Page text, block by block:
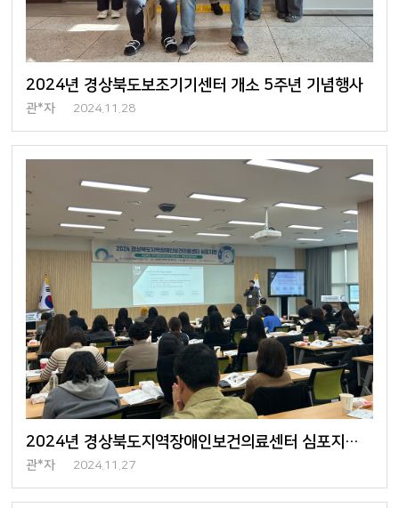
2024년 경상북도보조기기센터 개소 5주년 기념행사
관*자 2024.11.28
2024년 경상북도지역장애인보건의료센터 심포지엄 발표
관*자 2024.11.27